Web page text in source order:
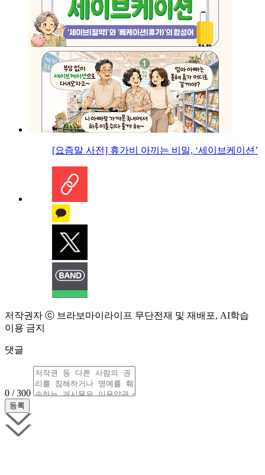
[요즘말 사전] 휴가비 아끼는 비밀, ‘세이브케이션’
저작권자 ⓒ 브라보마이라이프 무단전재 및 재배포, AI학습
이용 금지
댓글
0 / 300